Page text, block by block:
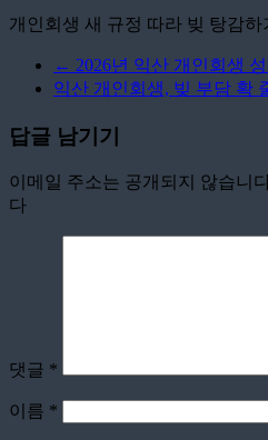
개인회생 새 규정 따라 빚 탕감하
← 2026년 익산 개인회생
익산 개인회생, 빚 부담 확
답글 남기기
이메일 주소는 공개되지 않습니
다
댓글 *
이름 *